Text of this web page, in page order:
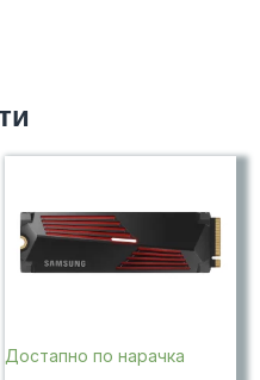
Достапно по нарачка